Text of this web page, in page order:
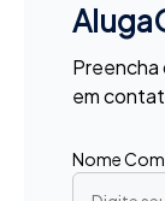
Preencha
em
Nome